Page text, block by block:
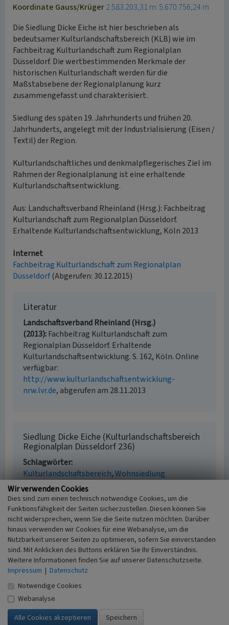
Koordinate Gauss/Krüger2.583.203,31 m: 5.670.756,24 m
Die Siedlung Dicke Eiche ist hier beschrieben als
bedeutsamer Kulturlandschaftsbereich (KLB) wie im
Fachbeitrag Kulturlandschaft zum Regionalplan
Düsseldorf. Die wertbestimmenden Merkmale der
historischen Kulturlandschaft werden für die
Maßstabsebene der Regionalplanung kurz
zusammengefasst und charakterisiert.
Siedlung des späten 19. Jahrhunderts und frühen 20.
Jahrhunderts, angelegt mit der Industrialisierung (Eisen /
Textil) der Region.
Kulturlandschaftliches und denkmalpflegerisches Ziel im
Rahmen der Regionalplanung ist eine erhaltende
Kulturlandschaftsentwicklung.
Aus: Landschaftsverband Rheinland (Hrsg.): Fachbeitrag
Kulturlandschaft zum Regionalplan Düsseldorf.
Erhaltende Kulturlandschaftsentwicklung, Köln 2013
Internet
Fachbeitrag Kulturlandschaft zum Regionalplan
Düsseldorf(Abgerufen: 30.12.2015)
Literatur
Landschaftsverband Rheinland (Hrsg.)
(2013) Fachbeitrag Kulturlandschaft zum
Regionalplan Düsseldorf. Erhaltende
Kulturlandschaftsentwicklung. S. 162, Köln. Online
verfügbar:
http://www.kulturlandschaftsentwicklung-
nrw.lvr.de, abgerufen am 28.11.2013
Siedlung Dicke Eiche (Kulturlandschaftsbereich
Regionalplan Düsseldorf 236)
Schlagwörter
Kulturlandschaftsbereich Wohnsiedlung
Fachsicht(en)
Kulturlandschaftspflege, Denkmalpflege,
Landeskunde, Raumplanung
Erfassungsmaßstab
i.d.R. 1:25.000 (kleiner als 1:20.000)
Erfassungsmethode
Literaturauswertung
Historischer Zeitraum
Beginn 2012
Empfohlene Zitierweise
Wir verwenden Cookies
Dies sind zum einen technisch notwendige Cookies, um die
Funktionsfähigkeit der Seiten sicherzustellen. Diesen können Sie
nicht widersprechen, wenn Sie die Seite nutzen möchten. Darüber
hinaus verwenden wir Cookies für eine Webanalyse, um die
Nutzbarkeit unserer Seiten zu optimieren, sofern Sie einverstanden
sind. Mit Anklicken des Buttons erklären Sie Ihr Einverständnis.
Weitere Informationen finden Sie auf unserer Datenschutzseite.
Impressum | Datenschutz
Notwendige Cookies
Webanalyse